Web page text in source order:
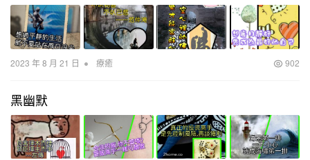
2023 年 8 月 21 日 • 療癒 902
黑幽默